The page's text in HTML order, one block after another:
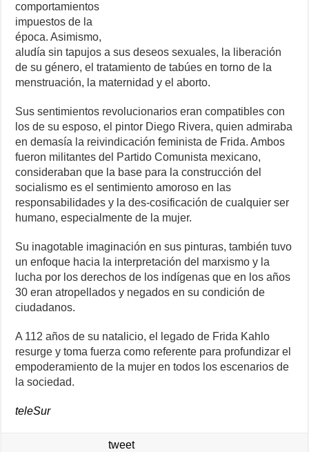
comportamientos
impuestos de la
época. Asimismo,
aludía sin tapujos a sus deseos sexuales, la liberación
de su género, el tratamiento de tabúes en torno de la
menstruación, la maternidad y el aborto.
Sus sentimientos revolucionarios eran compatibles con
los de su esposo, el pintor Diego Rivera, quien admiraba
en demasía la reivindicación feminista de Frida. Ambos
fueron militantes del Partido Comunista mexicano,
consideraban que la base para la construcción del
socialismo es el sentimiento amoroso en las
responsabilidades y la des-cosificación de cualquier ser
humano, especialmente de la mujer.
Su inagotable imaginación en sus pinturas, también tuvo
un enfoque hacia la interpretación del marxismo y la
lucha por los derechos de los indígenas que en los años
30 eran atropellados y negados en su condición de
ciudadanos.
A 112 años de su natalicio, el legado de Frida Kahlo
resurge y toma fuerza como referente para profundizar el
empoderamiento de la mujer en todos los escenarios de
la sociedad.
teleSur
tweet